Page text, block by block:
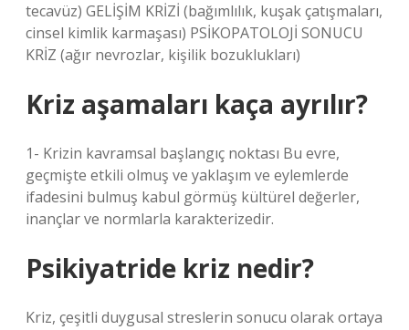
tecavüz) GELİŞİM KRİZİ (bağımlılık, kuşak çatışmaları,
cinsel kimlik karmaşası) PSİKOPATOLOJİ SONUCU
KRİZ (ağır nevrozlar, kişilik bozuklukları)
Kriz aşamaları kaça ayrılır?
1- Krizin kavramsal başlangıç ​​noktası Bu evre,
geçmişte etkili olmuş ve yaklaşım ve eylemlerde
ifadesini bulmuş kabul görmüş kültürel değerler,
inançlar ve normlarla karakterizedir.
Psikiyatride kriz nedir?
Kriz, çeşitli duygusal streslerin sonucu olarak ortaya